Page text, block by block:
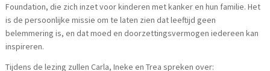
Foundation, die zich inzet voor kinderen met kanker en hun familie. Het
is de persoonlijke missie om te laten zien dat leeftijd geen
belemmering is, en dat moed en doorzettingsvermogen iedereen kan
inspireren.
Tijdens de lezing zullen Carla, Ineke en Trea spreken over: